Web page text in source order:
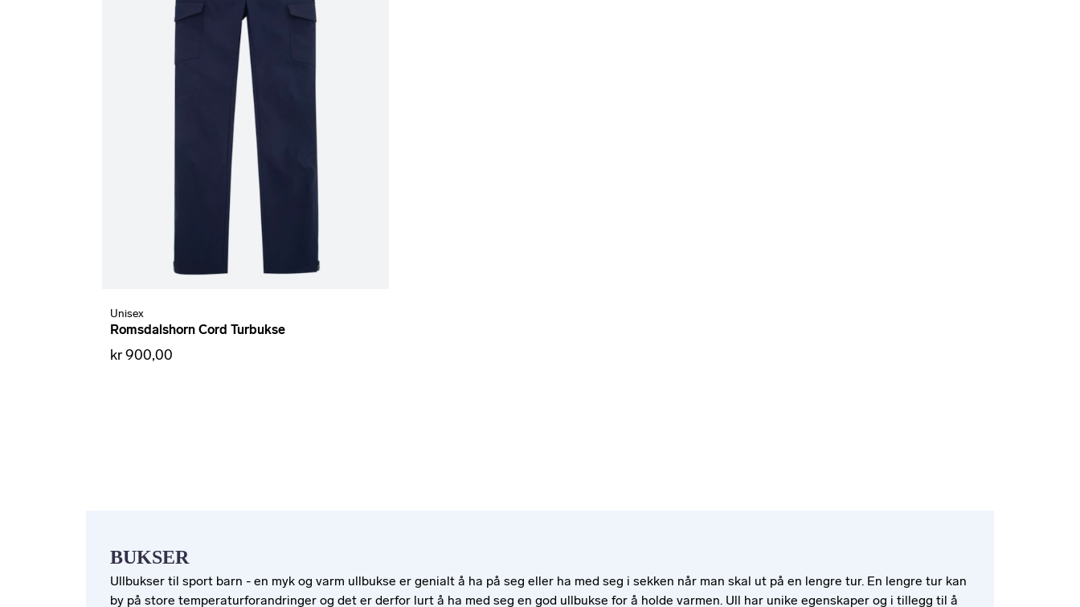
Unisex
Romsdalshorn Cord Turbukse
kr 900,00
BUKSER
Ullbukser til sport barn - en myk og varm ullbukse er genialt å ha på seg eller ha med seg i sekken når man skal ut på en lengre tur. En lengre tur kan
by på store temperaturforandringer og det er derfor lurt å ha med seg en god ullbukse for å holde varmen. Ull har unike egenskaper og i tillegg til å